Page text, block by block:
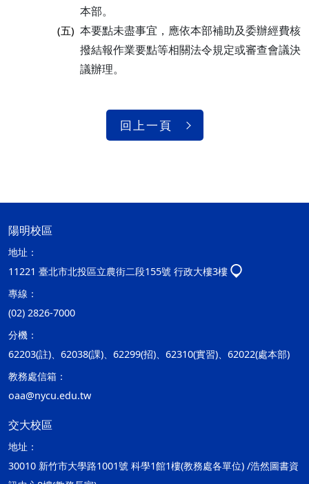
本部。
(五) 本要點未盡事宜，應依本部補助及委辦經費核
撥結報作業要點等相關法令規定或審查會議決
議辦理。
回上一頁
陽明校區
地址：
11221 臺北市北投區立農街二段155號 行政大樓3樓
專線：
(02) 2826-7000
分機：
62203(註)、62038(課)、62299(招)、62310(實習)、62022(處本部)
教務處信箱：
oaa@nycu.edu.tw
交大校區
地址：
30010 新竹市大學路1001號 科學1館1樓(教務處各單位) /浩然圖書資